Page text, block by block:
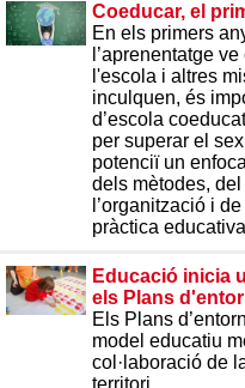
Coeducar, el
En els primers
l’aprenentatge
l'escola i altres
inculquen, és
d’escola
per superar el
potenciï un
dels mètodes,
l’organització i
pràctica
Educació inicia
els Plans
Els Plans
model educatiu
col·laboració de